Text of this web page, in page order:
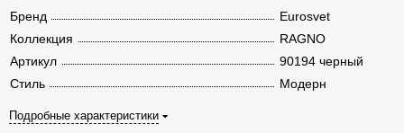
Бренд
Eurosvet
Коллекция
RAGNO
Артикул
90194 черный
Стиль
Модерн
Подробные характеристики